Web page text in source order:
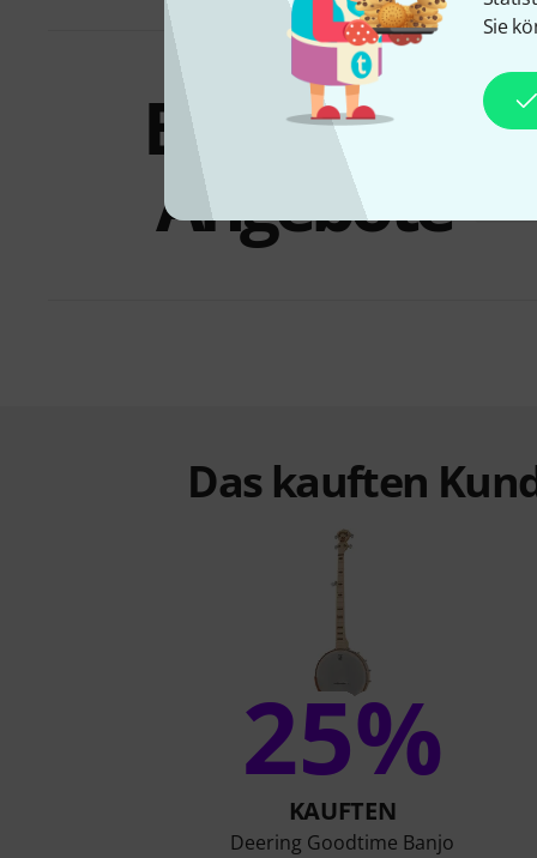
Sie
Bundles &
Angebote
Das kauften
25%
KAUFTEN
Deering Goodtime Banjo